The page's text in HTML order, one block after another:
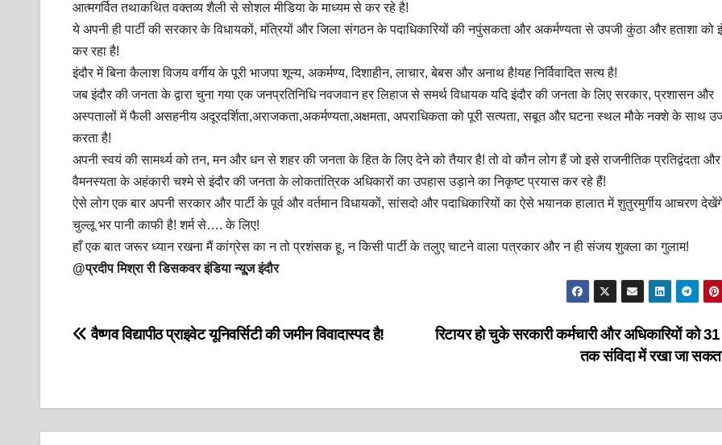
आत्मगर्वित तथाकथित वक्तव्य शैली से सोशल मीडिया के माध्यम से कर रहे है!
ये अपनी ही पार्टी की सरकार के विधायकों, मंत्रियों और जिला संगठन के पदाधिकारियों की नपुंसकता और अकर्मण्यता से उपजी कुंठा और हताशा को
कर रहा है!
इंदौर में बिना कैलाश विजय वर्गीय के पूरी भाजपा शून्य, अकर्मण्य, दिशाहीन, लाचार, बेबस और अनाथ है!यह निर्विवादित सत्य है!
जब इंदौर की जनता के द्वारा चुना गया एक जनप्रतिनिधि नवजवान हर लिहाज से समर्थ विधायक यदि इंदौर की जनता के लिए सरकार, प्रशासन और
अस्पतालों में फैली असहनीय अदूरदर्शिता,अराजकता,अकर्मण्यता,अक्षमता, अपराधिकता को पूरी सत्यता, सबूत और घटना स्थल मौके नक्शे के साथ
करता है!
अपनी स्वयं की सामर्थ्य को तन, मन और धन से शहर की जनता के हित के लिए देने को तैयार है! तो वो कौन लोग हैं जो इसे राजनीतिक प्रतिद्वंदता और
वैमनस्यता के अहंकारी चश्मे से इंदौर की जनता के लोकतांत्रिक अधिकारों का उपहास उड़ाने का निकृष्ट प्रयास कर रहे हैं!
ऐसे लोग एक बार अपनी सरकार और पार्टी के पूर्व और वर्तमान विधायकों, सांसदो और पदाधिकारियों का ऐसे भयानक हालात में शुतुरमुर्गीय आचरण
चुल्लू भर पानी काफी है! शर्म से…. के लिए!
हाँ एक बात जरूर ध्यान रखना मैं कांग्रेस का न तो प्रशंसक हू, न किसी पार्टी के तलुए चाटने वाला पत्रकार और न ही संजय शुक्ला का गुलाम!
@प्रदीप मिश्रा री डिसकवर इंडिया न्यू्ज इंदौर
Post
रिटायर हो चुके सरकारी कर्मचारी और अधिकारियों को
तक संविदा में रखा जा
वैष्णव विद्यापीठ प्राइवेट यूनिवर्सिटी की जमीन विवादास्पद है!